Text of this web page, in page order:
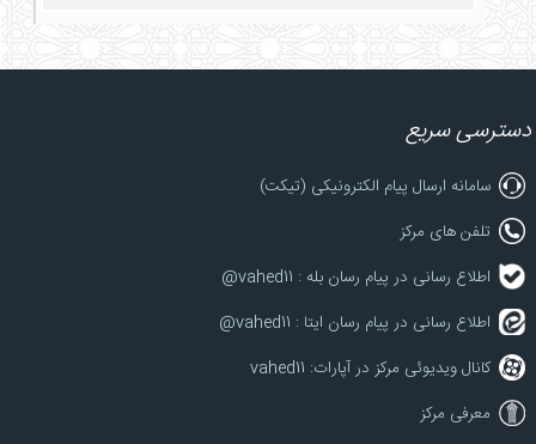
دسترسی سریع
سامانه ارسال پیام الکترونیکی (تیکت)
تلفن های مرکز
اطلاع رسانی در پیام رسان بله : vahed11@
اطلاع رسانی در پیام رسان ایتا : vahed11@
کانال ویدیوئی مرکز در آپارات: vahed11
معرفی مرکز